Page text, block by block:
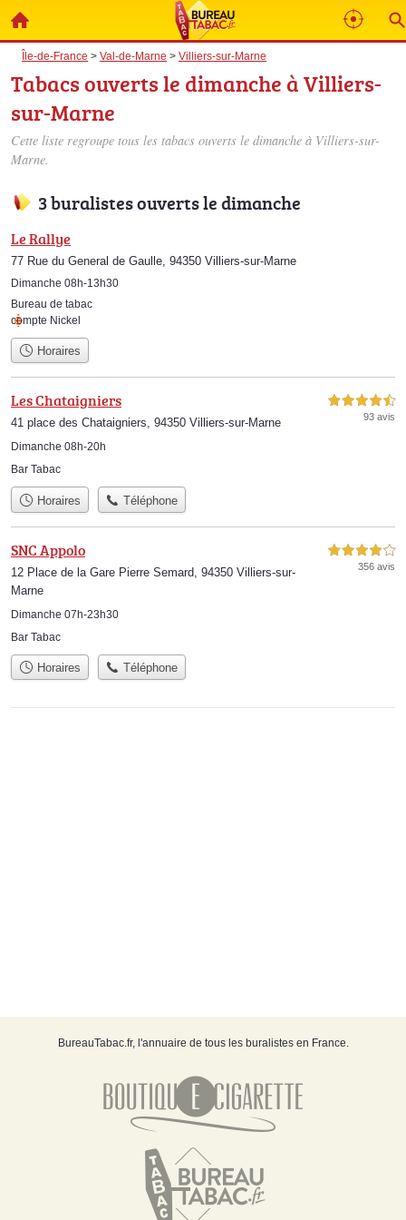
Île-de-France > Val-de-Marne > Villiers-sur-Marne
Tabacs ouverts le dimanche à Villiers-
sur-Marne
Cette liste regroupe tous les tabacs ouverts le dimanche à Villiers-sur-
Marne.
3 buralistes ouverts le dimanche
Le Rallye
77 Rue du General de Gaulle, 94350 Villiers-sur-Marne
Dimanche 08h-13h30
Bureau de tabac
compte Nickel
Horaires
Les Chataigniers
41 place des Chataigniers, 94350 Villiers-sur-Marne
Dimanche 08h-20h
4,5 étoiles sur 5
93 avis
Bar Tabac
Horaires Téléphone
SNC Appolo
12 Place de la Gare Pierre Semard, 94350 Villiers-sur-
Marne
Dimanche 07h-23h30
4,0 étoiles sur 5
356 avis
Bar Tabac
Horaires Téléphone
BureauTabac.fr, l'annuaire de tous les buralistes en France.